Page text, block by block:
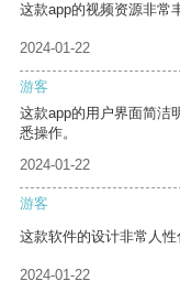
这款app的视频资源非常
2024-01-22
游客
这款app的用户界面简洁
悉操作。
2024-01-22
游客
这款软件的设计非常人性
2024-01-22